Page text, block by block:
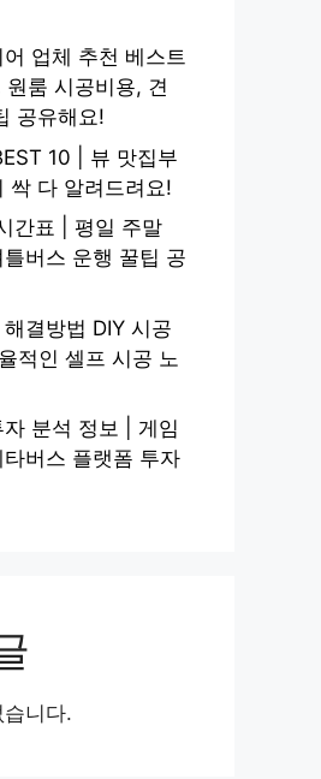
업체 추천 베스트
룸 시공비용, 견
공유해요!
10 | 뷰 맛집부
싹 다 알려드려요!
간표 | 평일 주말
버스 운행 꿀팁 공
결방법 DIY 시공
적인 셀프 시공 노
분석 정보 | 게임
버스 플랫폼 투자
니다.